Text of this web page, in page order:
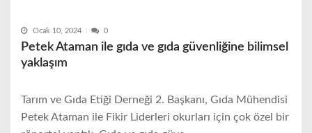
Ocak 10, 2024 0
Petek Ataman ile gıda ve gıda güvenliğine bilimsel
yaklaşım
Tarım ve Gıda Etiği Derneği 2. Başkanı, Gıda Mühendisi
Petek Ataman ile Fikir Liderleri okurları için çok özel bir